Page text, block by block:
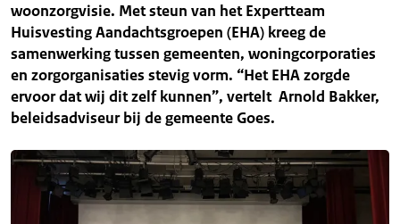
woonzorgvisie. Met steun van het Expertteam
Huisvesting Aandachtsgroepen (EHA) kreeg de
samenwerking tussen gemeenten, woningcorporaties
en zorgorganisaties stevig vorm. “Het EHA zorgde
ervoor dat wij dit zelf kunnen”, vertelt Arnold Bakker,
beleidsadviseur bij de gemeente Goes.